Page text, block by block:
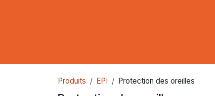
Produits EPI Protection des oreilles